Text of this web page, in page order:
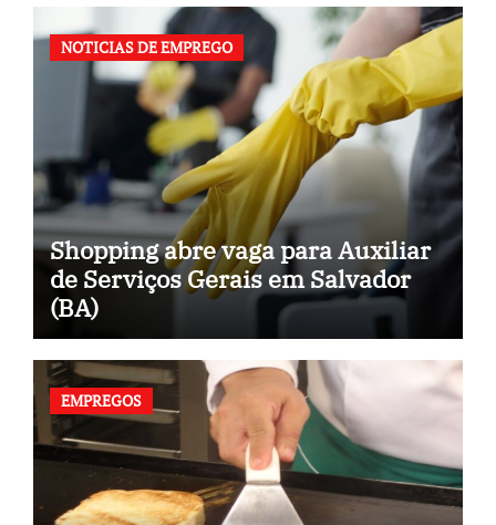
NOTICIAS DE EMPREGO
Shopping abre vaga para Auxiliar
de Serviços Gerais em Salvador
(BA)
EMPREGOS